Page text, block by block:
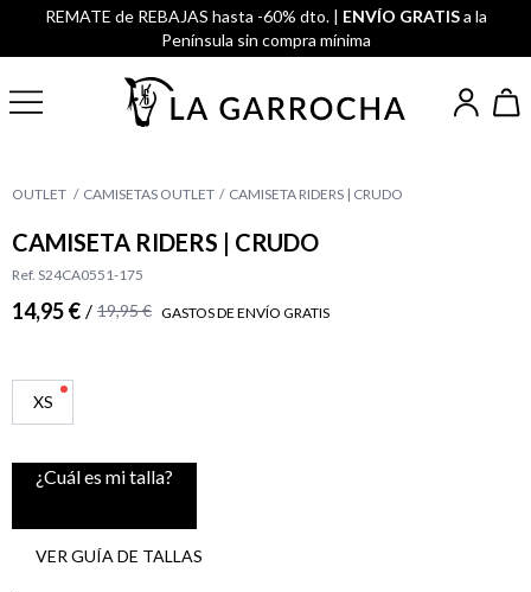
REMATE de REBAJAS hasta -60% dto. | ENVÍO GRATISa la
Península sin compra mínima
OUTLET CAMISETAS OUTLET CAMISETA RIDERS | CRUDO
CAMISETA RIDERS | CRUDO
Ref. S24CA0551-175
14,95 € / 19,95 € GASTOS DE ENVÍO GRATIS
XS
¿Cuál es mi talla?
VER GUÍA DE TALLAS